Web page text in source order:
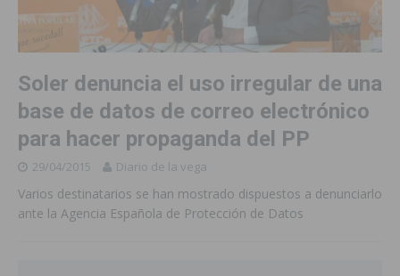
Soler denuncia el uso irregular de una
base de datos de correo electrónico
para hacer propaganda del PP
29/04/2015 Diario de la vega
Varios destinatarios se han mostrado dispuestos a denunciarlo
ante la Agencia Española de Protección de Datos